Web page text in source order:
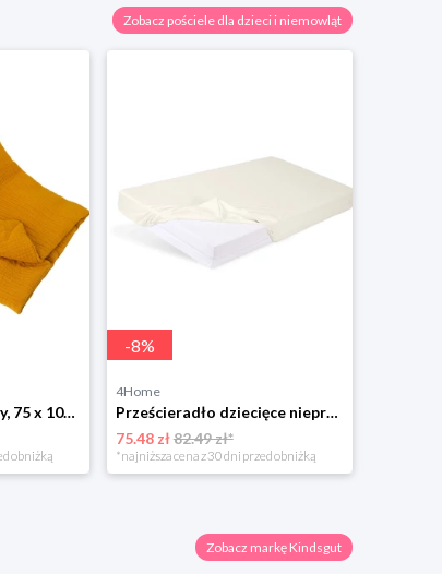
Zobacz pościele dla dzieci i niemowląt
Kocyk dziecięcy żółty, 75 x 100 cm BabyMatex
obniżką
-8%
4Home
Prześcieradło dziecięce nieprzepuszczalne Bamboo żółty, 70 x 140 cm, 70 x 140 cm BabyMatex
75.48 zł82.49 zł*
*najniższa cena z 30 dni przed obniżką
Zobacz markę Kindsgut